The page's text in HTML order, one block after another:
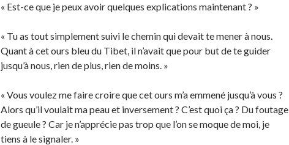
« Est-ce que je peux avoir quelques explications maintenant ? »
« Tu as tout simplement suivi le chemin qui devait te mener à nous.
Quant à cet ours bleu du Tibet, il n’avait que pour but de te guider
jusqu’à nous, rien de plus, rien de moins. »
« Vous voulez me faire croire que cet ours m’a emmené jusqu’à vous ?
Alors qu’il voulait ma peau et inversement ? C’est quoi ça ? Du foutage
de gueule ? Car je n’apprécie pas trop que l’on se moque de moi, je
tiens à le signaler. »